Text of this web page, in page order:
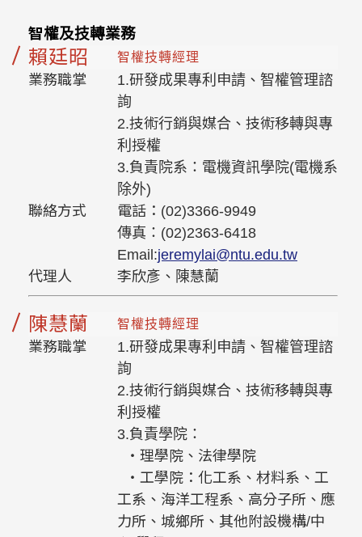
智權及技轉業務
賴廷昭 智權技轉經理
業務職掌
1.研發成果專利申請、智權管理諮
詢
2.技術行銷與媒合、技術移轉與專
利授權
3.負責院系：電機資訊學院(電機系
除外)
聯絡方式
電話：(02)3366-9949
傳真：(02)2363-6418
Email:jeremylai@ntu.edu.tw
代理人
李欣彥、陳慧蘭
陳慧蘭 智權技轉經理
業務職掌
1.研發成果專利申請、智權管理諮
詢
2.技術行銷與媒合、技術移轉與專
利授權
3.負責學院：
‧ 理學院、法律學院
​​​‧工學院：化工系、材料系、工
工系、海洋工程系、高分子所、應
力所、城鄉所、其他附設機構/中